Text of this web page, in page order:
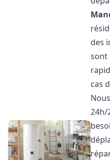
des
sont
cas
24h/